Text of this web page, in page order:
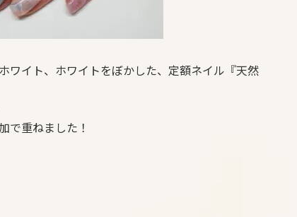
ワイト、ホワイトをぼかした、定額ネイル『天然
で重ねました！